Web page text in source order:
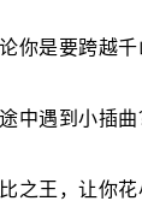
你是要跨越
中遇到小插
之王，让你